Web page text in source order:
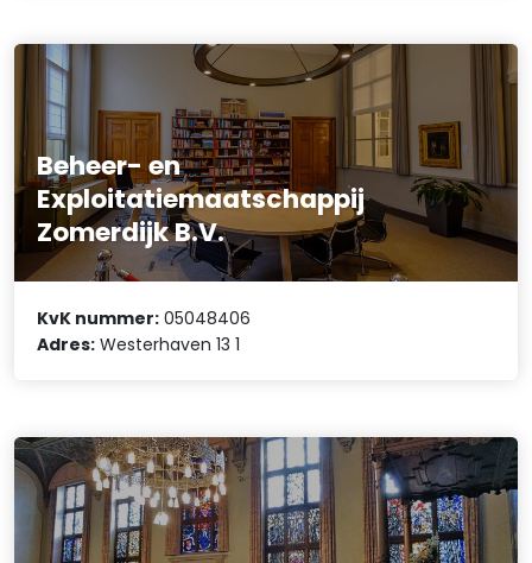
Beheer- en
Exploitatiemaatschappij
Zomerdijk B.V.
KvK nummer: 05048406
Adres: Westerhaven 13 1